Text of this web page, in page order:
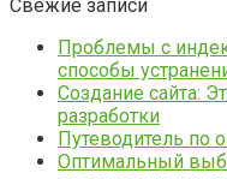
Свежие записи
Проблемы с
способы
Создание сайта:
разработки
Путеводитель по
Оптимальный